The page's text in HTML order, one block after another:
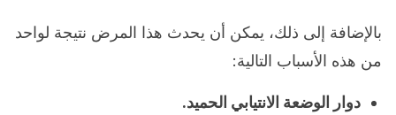
بالإضافة إلى ذلك، يمكن أن يحدث هذا المرض نتيجة لواحد
من هذه الأسباب التالية:
دوار الوضعة الانتيابي الحميد.